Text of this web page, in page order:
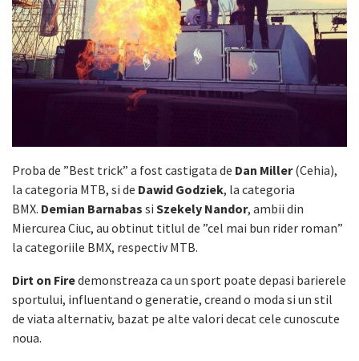
Proba de ”Best trick” a fost castigata de Dan Miller(Cehia),
la categoria MTB, si de Dawid Godziek, la categoria
BMX. Demian Barnabas si Szekely Nandor, ambii din
Miercurea Ciuc, au obtinut titlul de ”cel mai bun rider roman”
la categoriile BMX, respectiv MTB.
Dirt on Firedemonstreaza ca un sport poate depasi barierele
sportului, influentand o generatie, creand o moda si un stil
de viata alternativ, bazat pe alte valori decat cele cunoscute
noua.